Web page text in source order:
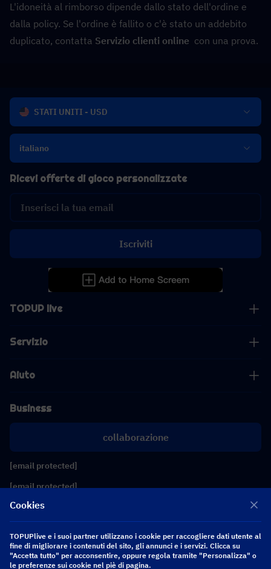
L'idoneità al rimborso dipende dallo stato dell'ordine e
dalla policy. Se l'ordine è fallito o c'è stato un addebito
duplicato, contatta Servizio clienti online
  con una prova.
STATI UNITI - USD
italiano
TOPUP live
Servizio
Aiuto
Business
collaborazione
[email protected]
[email protected]
Ricevi offerte di gioco personalizzate
Iscriviti
Seguici
Copyright 2026 SEA WHALE TECHNOLOGY PTE.LTD. All Rights Reserved.
Cookies
TOPUPlive e i suoi partner utilizzano i cookie per raccogliere dati utente al
fine di migliorare i contenuti del sito, gli annunci e i servizi. Clicca su
"Accetta tutto" per acconsentire, oppure regola tramite "Personalizza" o
le preferenze sui cookie nel piè di pagina.